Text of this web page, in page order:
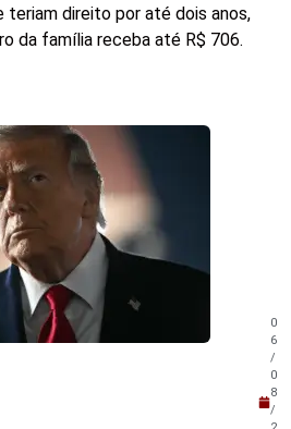
teriam direito por até dois anos,
da família receba até R$ 706.
0
6
/
0
8
/